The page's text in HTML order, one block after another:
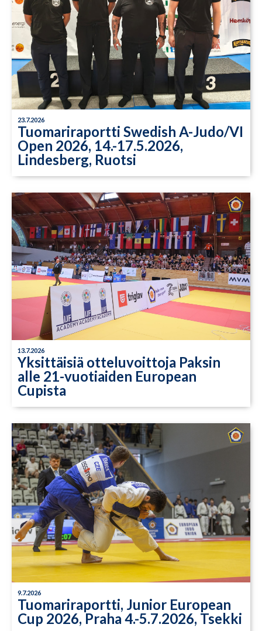
23.7.2026
Tuomariraportti Swedish A-Judo/VI
Open 2026, 14.-17.5.2026,
Lindesberg, Ruotsi
13.7.2026
Yksittäisiä otteluvoittoja Paksin
alle 21-vuotiaiden European
Cupista
9.7.2026
Tuomariraportti, Junior European
Cup 2026, Praha 4.-5.7.2026, Tsekki